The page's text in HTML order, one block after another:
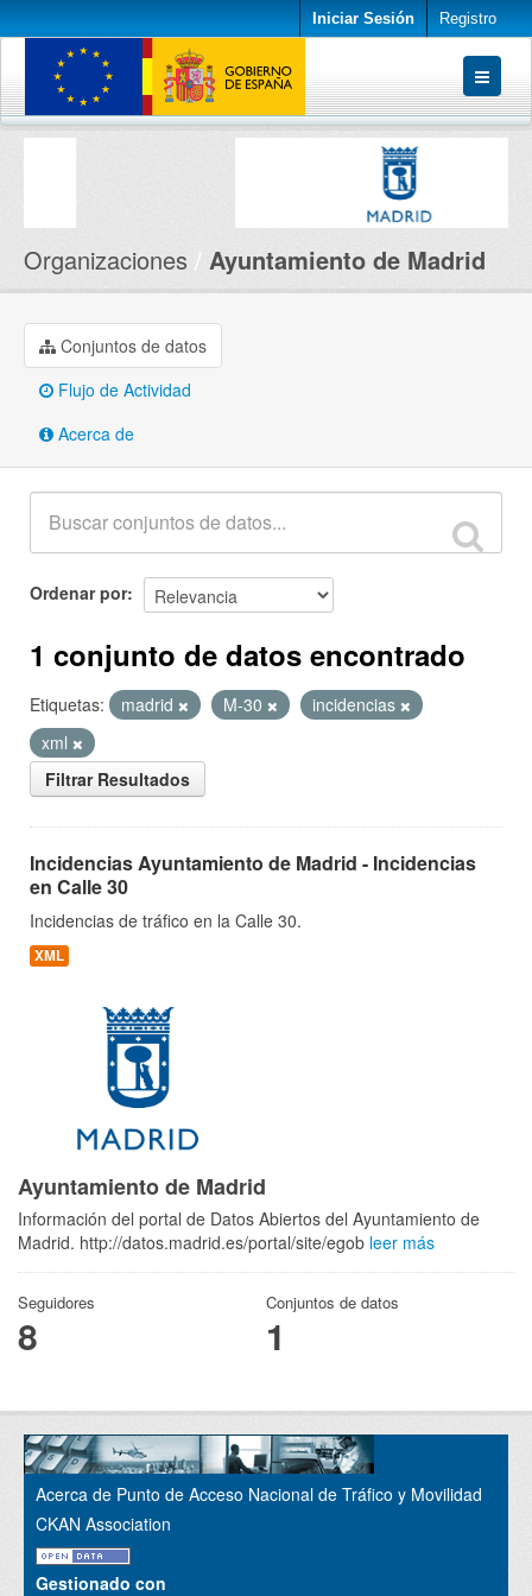
Iniciar Sesión Registro
Conjuntos de datos
Organizaciones Ayuntamiento de Madrid
Conjuntos de datos
Flujo de Actividad
Acerca de
Ordenar por
1 conjunto de datos encontrado
Etiquetas: madrid M-30
incidencias
xml
Filtrar Resultados
Incidencias Ayuntamiento de Madrid - Incidencias
en Calle 30
Incidencias de tráfico en la Calle 30.
XML
Ayuntamiento de Madrid
Información del portal de Datos Abiertos del Ayuntamiento de
Madrid. http://datos.madrid.es/portal/site/egob leer más
Seguidores
8
Conjuntos de datos
1
Acerca de Punto de Acceso Nacional de Tráfico y Movilidad
CKAN Association
Gestionado con